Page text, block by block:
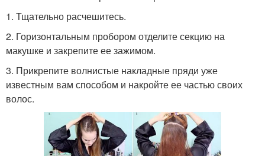
1. Тщательно расчешитесь.
2. Горизонтальным пробором отделите секцию на
макушке и закрепите ее зажимом.
3. Прикрепите волнистые накладные пряди уже
известным вам способом и накройте ее частью своих
волос.